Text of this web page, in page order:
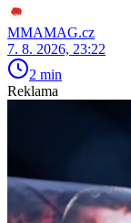
MMAMAG.cz
7. 8. 2026, 23:22
2 min
Reklama